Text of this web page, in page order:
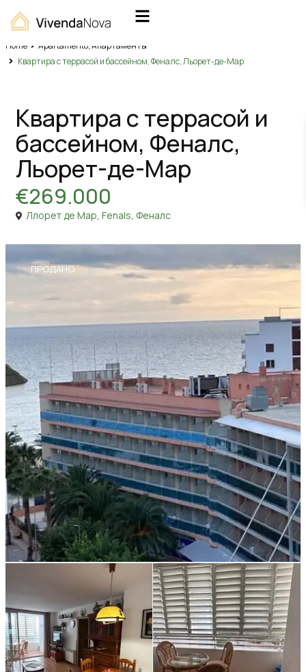
Home Apartamento,Апартаменты
Квартира с террасой и бассейном, Феналс, Льорет-де-Мар
Квартира с террасой и
бассейном, Феналс,
Льорет-де-Мар
€269.000
Ллорет де Мар, Fenals, Феналс
ПРОДАНО